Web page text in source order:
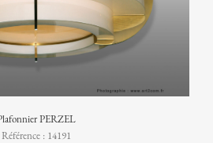
PERZEL
Référence : 14191